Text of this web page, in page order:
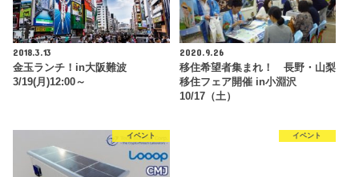
2018.3.13
金玉ランチ！in大阪難波
3/19(月)12:00～
2020.9.26
移住希望者集まれ！ 長野・山梨
移住フェア開催 in小淵沢
10/17（土）
イベント イベント